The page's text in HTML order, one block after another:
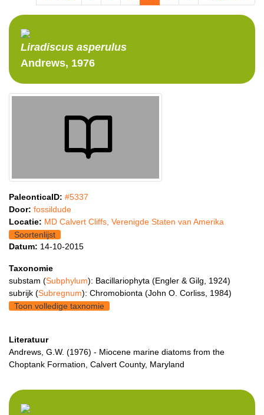
Liradiscus asperulus
Andrews, 1976
PaleonticaID: #5337
Door: fossildude
Locatie: MD Calvert Cliffs, Verenigde Staten van Amerika
Soortenlijst
Datum: 14-10-2015
Taxonomie
substam (Subphylum): Bacillariophyta (Engler & Gilg, 1924)
subrijk (Subregnum): Chromobionta (John O. Corliss, 1984)
Toon volledige taxnomie
Literatuur
Andrews, G.W. (1976) - Miocene marine diatoms from the
Choptank Formation, Calvert County, Maryland